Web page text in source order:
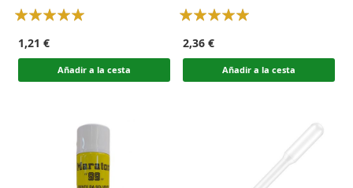
Rating:
1,21 €
Añadir a la cesta
Rating:
2,36 €
Añadir a la cesta